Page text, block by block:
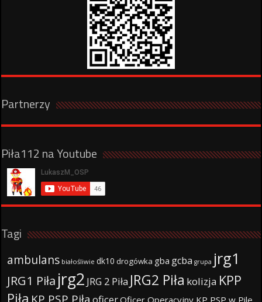
Partnerzy
Piła112 na Youtube
Tagi
ambulans białośliwie dk10 drogówka gba gcba grupa jrg1
JRG1 Piła jrg2 JRG 2 Piła JRG2 Piła kolizja KPP
Piła